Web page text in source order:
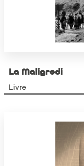
La Maligredi
Livre